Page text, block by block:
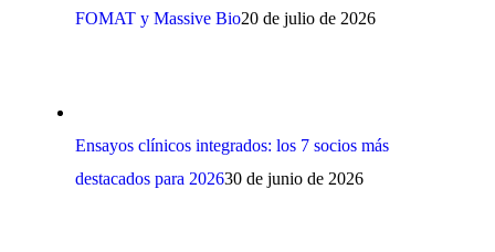
FOMAT y Massive Bio20 de julio de 2026
Ensayos clínicos integrados: los 7 socios más
destacados para 202630 de junio de 2026